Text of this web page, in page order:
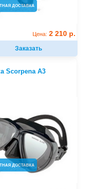
ДОСТАВКА
Цена: 2 210 р.
Заказать
Scorpena A3
ДОСТАВКА